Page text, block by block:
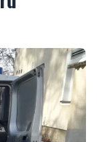
jest